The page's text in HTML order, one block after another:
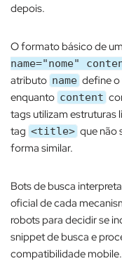
depois.​
O formato básico de
name="nome"
atributo name define
enquanto content
tags utilizam estruturas
tag <title> que não
forma similar.​
Bots de busca
oficial de cada
robots para decidir se
snippet de busca e
compatibilidade mobile.